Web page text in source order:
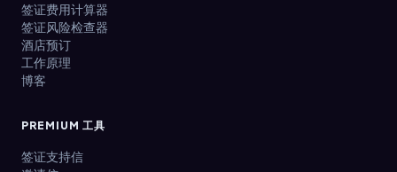
签证费用计算器
签证风险检查器
酒店预订
工作原理
博客
PREMIUM 工具
签证支持信